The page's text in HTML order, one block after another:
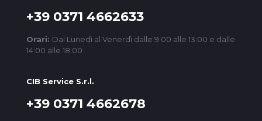
+39 0371 4662633
Orari: Dal Lunedì al Venerdì dalle 9:00 alle 13:00 e dalle
14:00 alle 18:00
CIB Service S.r.l.
+39 0371 4662678